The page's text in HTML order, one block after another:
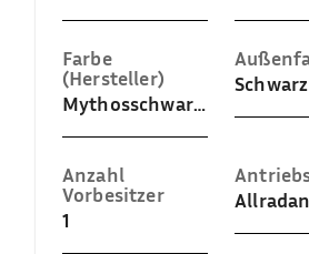
Farbe
(Hersteller)
Mythosschwarz Metallic
Anzahl
Vorbesitzer
1